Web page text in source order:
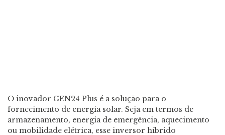
O inovador GEN24 Plus é a solução para o
fornecimento de energia solar. Seja em termos de
armazenamento, energia de emergência, aquecimento
ou mobilidade elétrica, esse inversor híbrido